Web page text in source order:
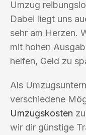
Umzug
Dabei liegt uns
sehr am Herzen.
mit hohen
helfen, Geld zu
Als
verschiedene
Umzugskosten
wir dir günstige